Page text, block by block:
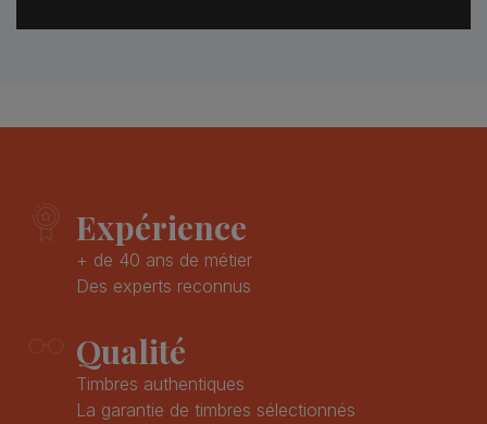
Expérience
+ de 40 ans de métier
Des experts reconnus
Qualité
Timbres authentiques
La garantie de timbres sélectionnés